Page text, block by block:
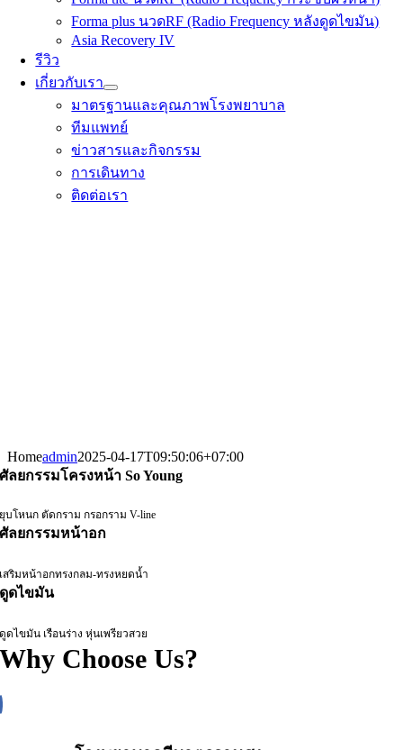
Forma plus นวดRF (Radio Frequency หลังดูดไขมัน)
Asia Recovery IV
รีวิว
เกี่ยวกับเรา
มาตรฐานและคุณภาพโรงพยาบาล
ทีมแพทย์
ข่าวสารและกิจกรรม
การเดินทาง
ติดต่อเรา
Homeadmin2025-04-17T09:50:06+07:00
ศัลยกรรมโครงหน้า So Young
ยุบโหนก ตัดกราม กรอกราม V-line
ศัลยกรรมหน้าอก
เสริมหน้าอกทรงกลม-ทรงหยดน้ำ
ดูดไขมัน
ดูดไขมัน เรือนร่าง หุ่นเพรียวสวย
Why Choose Us?